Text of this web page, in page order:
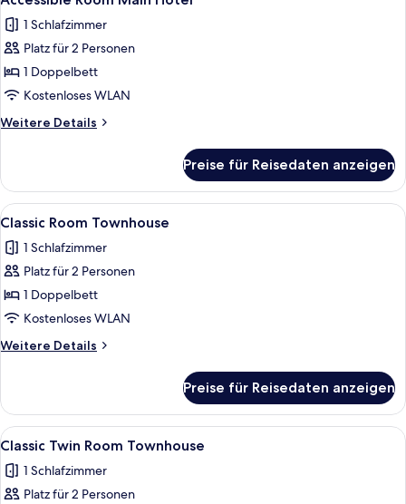
Fotos
für
Accessible
Room
Main
Hotel
anzeigen
1 Schlafzimmer
Platz für 2 Personen
1 Doppelbett
Kostenloses WLAN
Weitere Details
Weitere
Room
Main
Hotel
Preise für Reisedaten anzeigen
Alle
Fotos
für
Classic
Room
Townhouse
anzeigen
Ein Schlafzimmer mit Bett, Wand-
5
Classic Room Townhouse
1 Schlafzimmer
Platz für 2 Personen
1 Doppelbett
Kostenloses WLAN
Weitere Details
Weitere
Room
Townhouse
Preise für Reisedaten anzeigen
Alle
Fotos
für
Classic
Ein Hotelzimmer mit einem großen
4
Classic Twin Room Townhouse
1 Schlafzimmer
Platz für 2 Personen